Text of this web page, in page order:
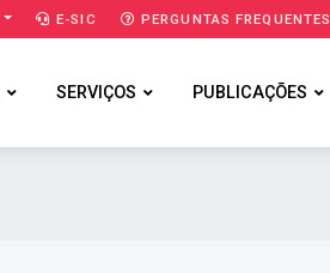
E-SIC PERGUNTAS FREQUENTES
SERVIÇOS PUBLICAÇÕES